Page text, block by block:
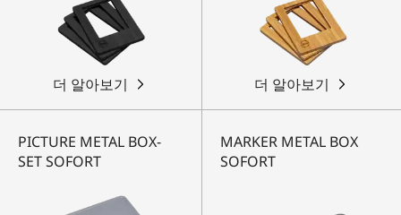
더 알아보기 더 알아보기
PICTURE METAL BOX-
SET SOFORT
MARKER METAL BOX
SOFORT